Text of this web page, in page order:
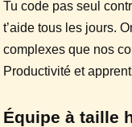
Tu code pas seul
t’aide tous les jours.
complexes que nos
Productivité et
Équipe à taille